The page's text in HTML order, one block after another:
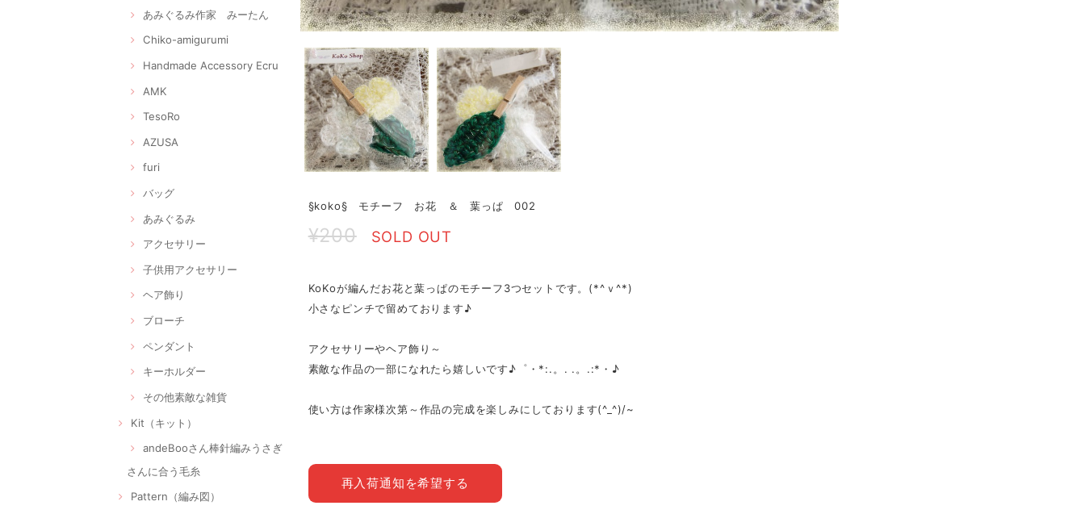
あみぐるみ作家 みーたん
Chiko-amigurumi
Handmade Accessory Ecru
AMK
TesoRo
AZUSA
furi
バッグ
あみぐるみ
アクセサリー
子供用アクセサリー
ヘア飾り
ブローチ
ペンダント
キーホルダー
その他素敵な雑貨
Kit（キット）
andeBooさん棒針編みうさぎ
さんに合う毛糸
Pattern（編み図）
§koko§ モチーフ お花 ＆ 葉っぱ 002
¥200 SOLD OUT
KoKoが編んだお花と葉っぱのモチーフ3つセットです。(*^ｖ^*)
小さなピンチで留めております♪
アクセサリーやヘア飾り～
素敵な作品の一部になれたら嬉しいです♪゜・*:.。. .。.:*・♪
使い方は作家様次第～作品の完成を楽しみにしております(^_^)/~
再入荷通知を希望する